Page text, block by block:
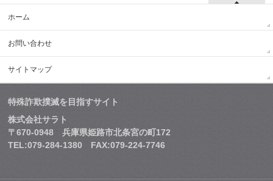
ホーム
お問い合わせ
サイトマップ
特殊詐欺撲滅を目指すサイト
株式会社サラト
〒670-0948 兵庫県姫路市北条宮の町172
TEL:079-284-1380 FAX:079-224-7746